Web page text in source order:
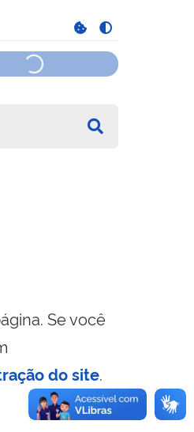
Se você
do site.